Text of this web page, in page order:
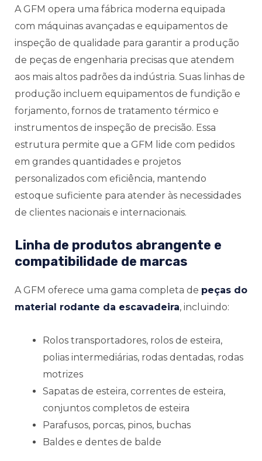
A GFM opera uma fábrica moderna equipada
com máquinas avançadas e equipamentos de
inspeção de qualidade para garantir a produção
de peças de engenharia precisas que atendem
aos mais altos padrões da indústria. Suas linhas de
produção incluem equipamentos de fundição e
forjamento, fornos de tratamento térmico e
instrumentos de inspeção de precisão. Essa
estrutura permite que a GFM lide com pedidos
em grandes quantidades e projetos
personalizados com eficiência, mantendo
estoque suficiente para atender às necessidades
de clientes nacionais e internacionais.
Linha de produtos abrangente e
compatibilidade de marcas
A GFM oferece uma gama completa de peças do
material rodante da escavadeira, incluindo:
Rolos transportadores, rolos de esteira,
polias intermediárias, rodas dentadas, rodas
motrizes
Sapatas de esteira, correntes de esteira,
conjuntos completos de esteira
Parafusos, porcas, pinos, buchas
Baldes e dentes de balde